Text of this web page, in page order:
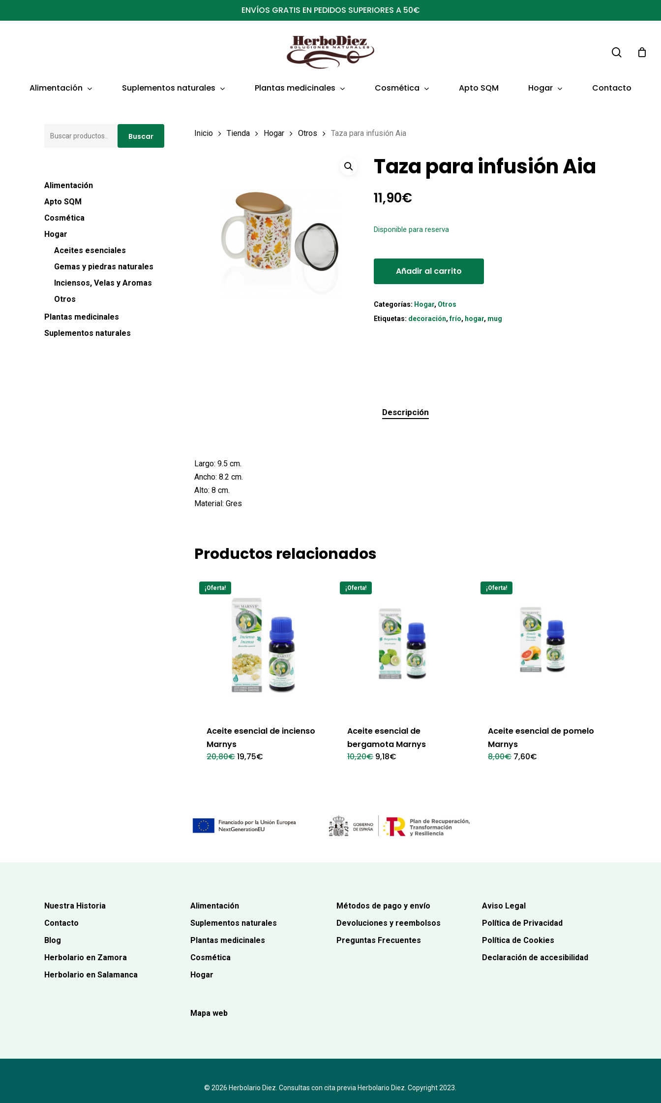
al
ENVÍOS GRATIS EN PEDIDOS SUPERIORES A 50€
Presionar ENTER para buscar o ESC para cerrar
Alimentación Suplementos naturales Plantas medicinales Cosmética Apto SQM Hogar Contacto
Buscar
Alimentación
Apto SQM
Cosmética
Hogar
Aceites esenciales
Gemas y piedras naturales
Inciensos, Velas y Aromas
Otros
Plantas medicinales
Suplementos naturales
Inicio Tienda Hogar Otros Taza para infusión Aia
Taza para infusión Aia
11,90€
Disponible para reserva
Añadir al carrito
Categorías: Hogar, Otros
Etiquetas: decoración,frío, hogar, mug
Descripción
Largo: 9.5 cm.
Ancho: 8.2 cm.
Alto: 8 cm.
Material: Gres
Productos relacionados
¡Oferta!
Aceite esencial de incienso
Marnys
20,80€El
precio
19,75€
¡Oferta!
Aceite esencial de
bergamota Marnys
10,20€ El
precio
9,18€
¡Oferta!
Aceite esencial de pomelo
Marnys
8,00€ El
precio
7,60€
Nuestra Historia
Contacto
Blog
Herbolario en Zamora
Herbolario en Salamanca
Alimentación
Suplementos naturales
Plantas medicinales
Cosmética
Hogar
Mapa web
Métodos de pago y envío
Devoluciones y reembolsos
Preguntas Frecuentes
Aviso Legal
Política de Privacidad
Política de Cookies
Declaración de accesibilidad
© 2026 Herbolario Diez. Consultas con cita previa Herbolario Diez. Copyright 2023.